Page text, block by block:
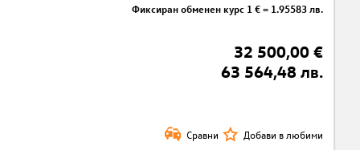
Фиксиран обменен курс 1 € = 1.95583 лв.
32 500,00 €
63 564,48 лв.
Сравни Добави в любими